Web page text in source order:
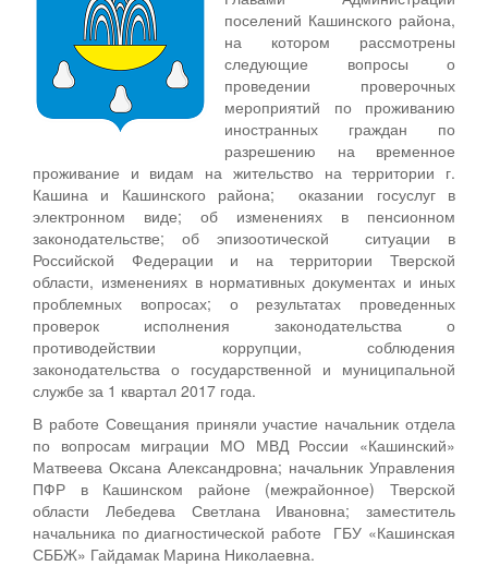
поселений Кашинского района,
на котором рассмотрены
следующие вопросы о
проведении проверочных
мероприятий по проживанию
иностранных граждан по
разрешению на временное
проживание и видам на жительство на территории г.
Кашина и Кашинского района; оказании госуслуг в
электронном виде; об изменениях в пенсионном
законодательстве; об эпизоотической ситуации в
Российской Федерации и на территории Тверской
области, изменениях в нормативных документах и иных
проблемных вопросах; о результатах проведенных
проверок исполнения законодательства о
противодействии коррупции, соблюдения
законодательства о государственной и муниципальной
службе за 1 квартал 2017 года.
В работе Совещания приняли участие начальник отдела
по вопросам миграции МО МВД России «Кашинский»
Матвеева Оксана Александровна; начальник Управления
ПФР в Кашинском районе (межрайонное) Тверской
области Лебедева Светлана Ивановна; заместитель
начальника по диагностической работе ГБУ «Кашинская
СББЖ» Гайдамак Марина Николаевна.